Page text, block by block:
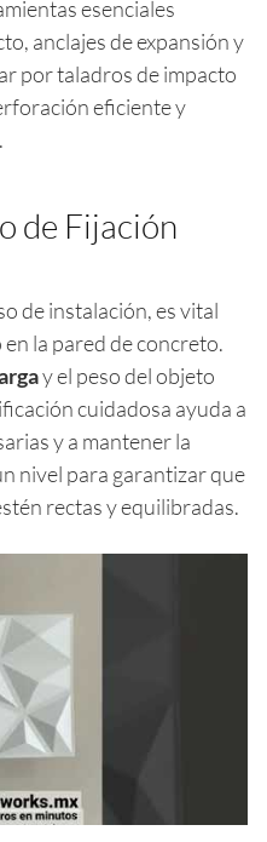
esenciales
anclajes de expansión y
por taladros de impacto
eficiente y
de Fijación
de instalación, es vital
la pared de concreto.
y el peso del objeto
cuidadosa ayuda a
y a mantener la
nivel para garantizar que
rectas y equilibradas.